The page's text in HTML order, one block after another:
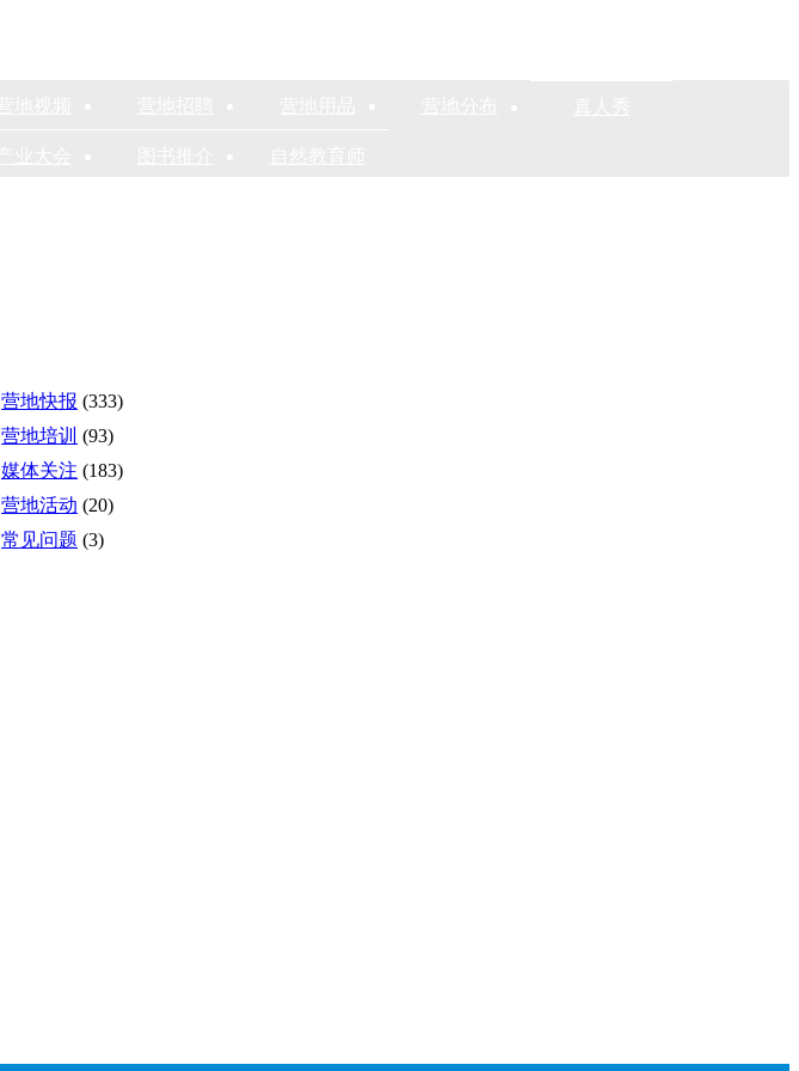
营地快报 (333)
营地培训 (93)
媒体关注 (183)
营地活动 (20)
常见问题 (3)